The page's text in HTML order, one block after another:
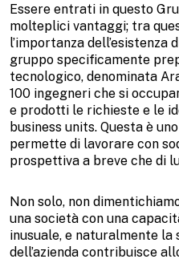
Essere entrati in questo
molteplici vantaggi; tra
l’importanza dell’esistenza
gruppo specificamente
tecnologico, denominata
100 ingegneri che si
e prodotti le richieste e le
business units. Questa è
permette di lavorare con
prospettiva a breve che di
Non solo, non
una società con una
inusuale, e naturalmente la
dell’azienda contribuisce